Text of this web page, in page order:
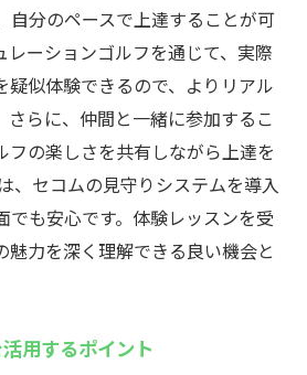
自分のペースで上達することが可
レーションゴルフを通じて、実際
疑似体験できるので、よりリアル
さらに、仲間と一緒に参加するこ
フの楽しさを共有しながら上達を
、セコムの見守りシステムを導入
でも安心です。体験レッスンを受
魅力を深く理解できる良い機会と
用するポイント